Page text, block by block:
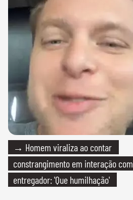
→ Homem viraliza ao contar
constrangimento em interação com
entregador: 'Que humilhação'